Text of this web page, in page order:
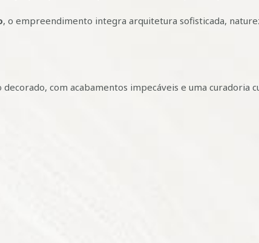
, o empreendimento integra arquitetura sofisticada,
com acabamentos impecáveis e uma curadoria